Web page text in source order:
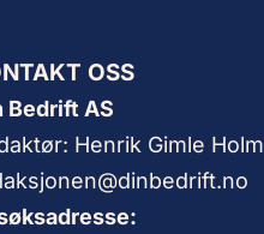
OSS
Bedrift AS
Henrik Gimle Holm